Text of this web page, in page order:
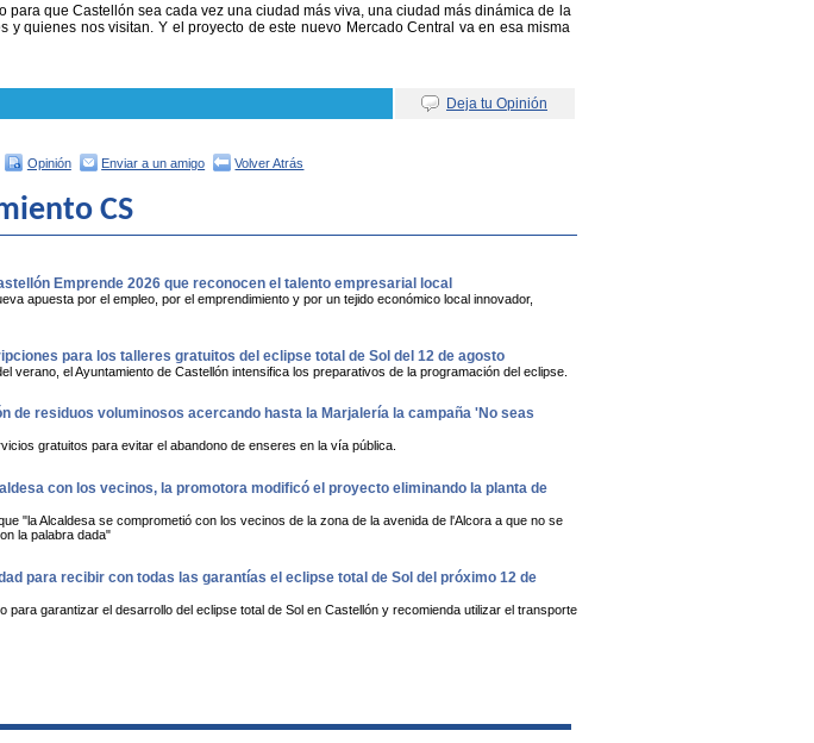
que Castellón sea cada vez una ciudad más viva, una ciudad más dinámica de la
y quienes nos visitan. Y el proyecto de este nuevo Mercado Central va en esa misma
Deja tu Opinión
Opinión Enviar a un amigo Volver Atrás
CS
Emprende 2026 que reconocen el talento empresarial local
apuesta por el empleo, por el emprendimiento y por un tejido económico local innovador,
para los talleres gratuitos del eclipse total de Sol del 12 de agosto
verano, el Ayuntamiento de Castellón intensifica los preparativos de la programación del eclipse.
de residuos voluminosos acercando hasta la Marjalería la campaña 'No seas
gratuitos para evitar el abandono de enseres en la vía pública.
con los vecinos, la promotora modificó el proyecto eliminando la planta de
"la Alcaldesa se comprometió con los vecinos de la zona de la avenida de l'Alcora a que no se
la palabra dada"
para recibir con todas las garantías el eclipse total de Sol del próximo 12 de
para garantizar el desarrollo del eclipse total de Sol en Castellón y recomienda utilizar el transporte